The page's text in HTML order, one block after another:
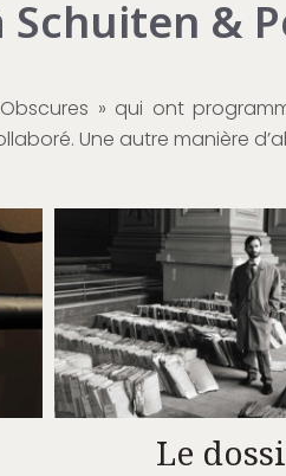
&
» qui ont
Une autre manière
Le